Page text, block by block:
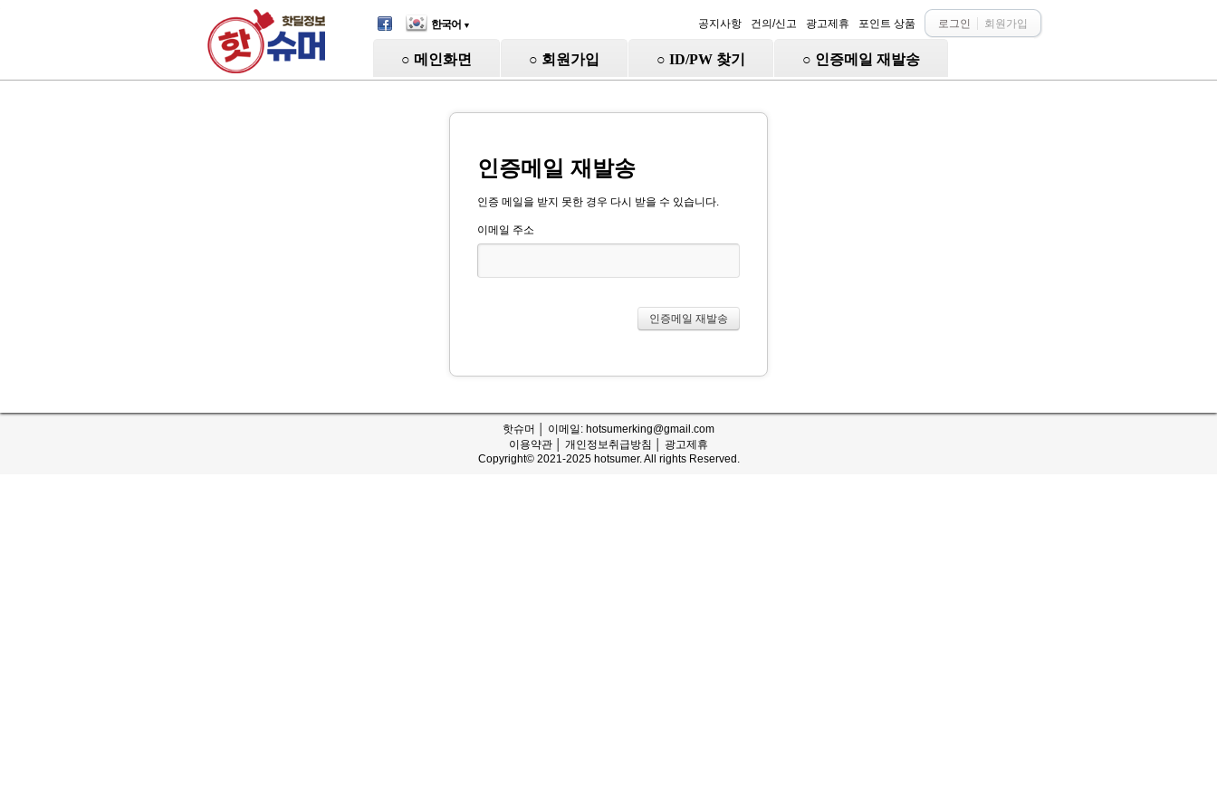
한국어 ▼ 로그인 회원가입
공지사항 건의/신고 광고제휴 포인트 상품
○ 메인화면 ○ 회원가입 ○ ID/PW 찾기 ○ 인증메일 재발송
인증메일 재발송
인증 메일을 받지 못한 경우 다시 받을 수 있습니다.
이메일 주소
핫슈머 │ 이메일: hotsumerking@gmail.com
이용약관
개인정보취급방침
광고제휴
Copyright© 2021-2025 hotsumer. All rights Reserved.